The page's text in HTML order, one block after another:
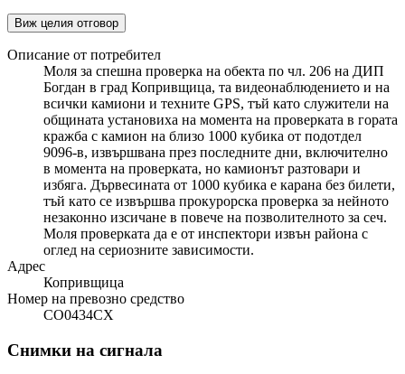
Виж целия отговор
Описание от потребител
Моля за спешна проверка на обекта по чл. 206 на ДИП
Богдан в град Копривщица, та видеонаблюдението и на
всички камиони и техните GPS, тъй като служители на
общината установиха на момента на проверката в гората
кражба с камион на близо 1000 кубика от подотдел
9096-в, извършвана през последните дни, включително
в момента на проверката, но камионът разтовари и
избяга. Дървесината от 1000 кубика е карана без билети,
тъй като се извършва прокурорска проверка за нейното
незаконно изсичане в повече на позволителното за сеч.
Моля проверката да е от инспектори извън района с
оглед на сериозните зависимости.
Адрес
Копривщица
Номер на превозно средство
СО0434СХ
Снимки на сигнала